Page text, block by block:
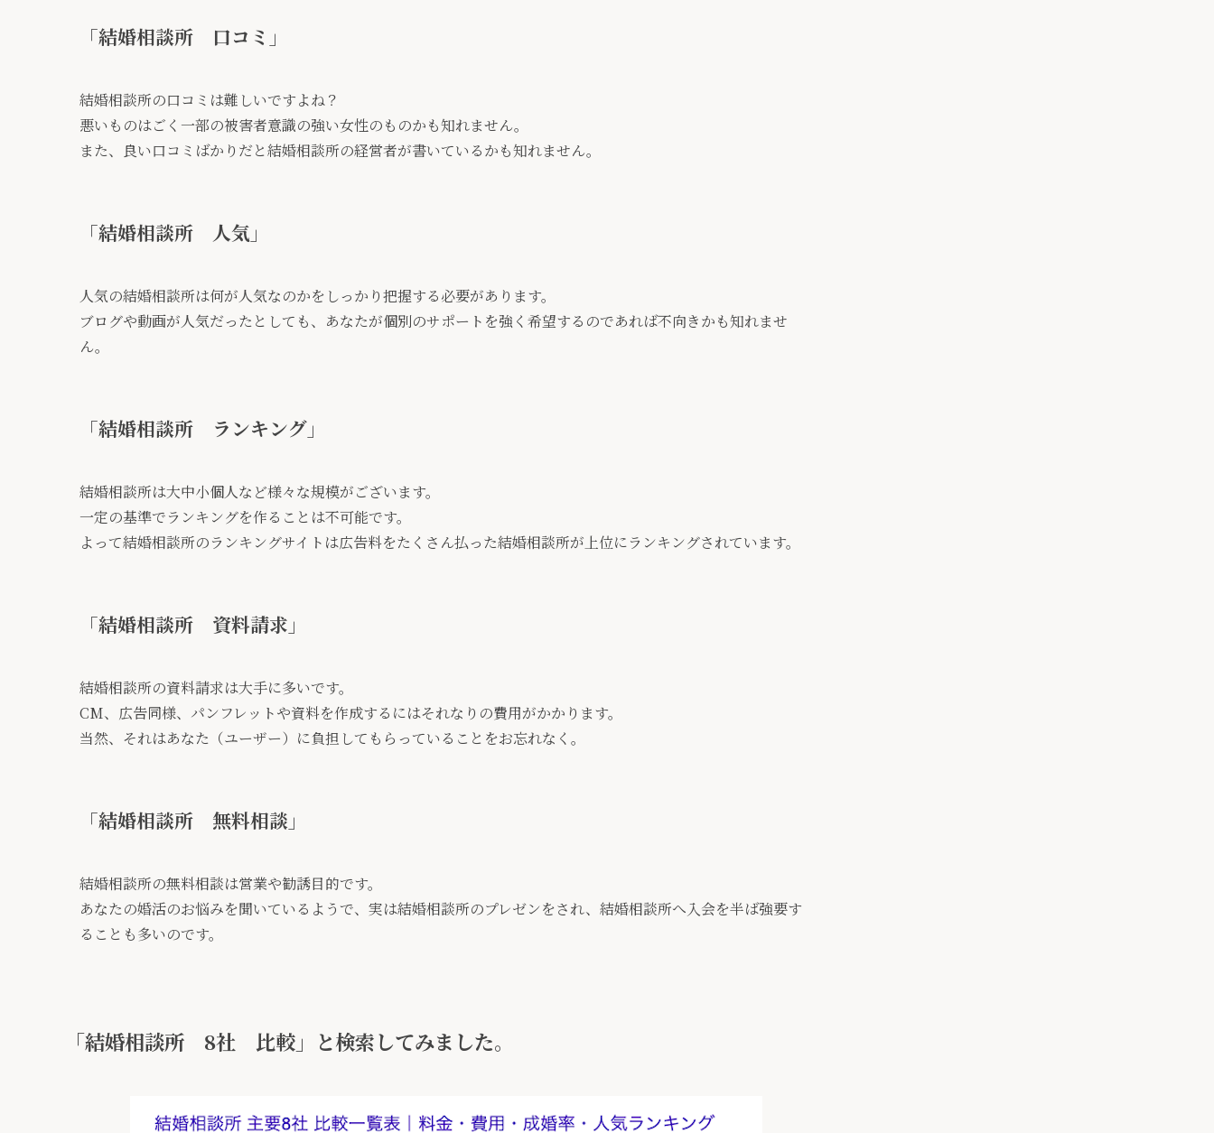
「結婚相談所 口コミ」
結婚相談所の口コミは難しいですよね？
悪いものはごく一部の被害者意識の強い女性のものかも知れません。
また、良い口コミばかりだと結婚相談所の経営者が書いているかも知れません。
「結婚相談所 人気」
人気の結婚相談所は何が人気なのかをしっかり把握する必要があります。
ブログや動画が人気だったとしても、あなたが個別のサポートを強く希望するのであれば不向きかも知れませ
ん。
「結婚相談所 ランキング」
結婚相談所は大中小個人など様々な規模がございます。
一定の基準でランキングを作ることは不可能です。
よって結婚相談所のランキングサイトは広告料をたくさん払った結婚相談所が上位にランキングされています。
「結婚相談所 資料請求」
結婚相談所の資料請求は大手に多いです。
CM、広告同様、パンフレットや資料を作成するにはそれなりの費用がかかります。
当然、それはあなた（ユーザー）に負担してもらっていることをお忘れなく。
「結婚相談所 無料相談」
結婚相談所の無料相談は営業や勧誘目的です。
あなたの婚活のお悩みを聞いているようで、実は結婚相談所のプレゼンをされ、結婚相談所へ入会を半ば強要す
ることも多いのです。
「結婚相談所 8社 比較」と検索してみました。